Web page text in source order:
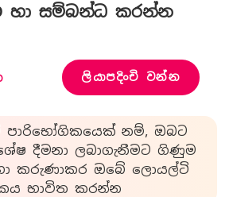
හා සම්බන්ධ කරන්න
ලියාපදිංචි වන්න
නම්, ඔබට
දීමනා ලබාගැනීමට ගිණුම
කරුණාකර ඔබේ ලොයල්ටි
භාවිත කරන්න